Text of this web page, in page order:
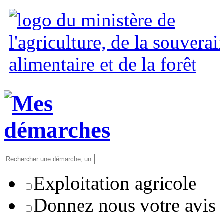
Exploitation agricole
Donnez nous votre avis